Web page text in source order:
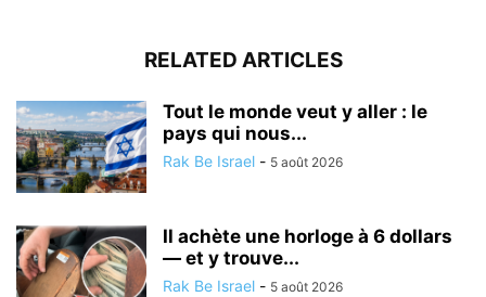
RELATED ARTICLES
Tout le monde veut y aller : le
pays qui nous...
Rak Be Israel - 5 août 2026
Il achète une horloge à 6 dollars
— et y trouve...
Rak Be Israel - 5 août 2026